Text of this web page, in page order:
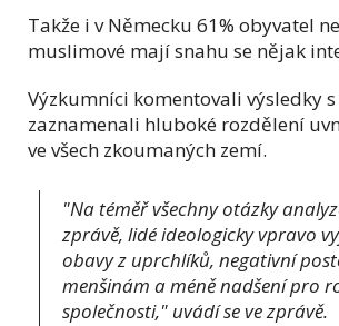
Takže i v Německu 61% obyvatel
muslimové mají snahu se nějak
Výzkumníci komentovali výsledky
zaznamenali hluboké rozdělení
ve všech zkoumaných zemí.
"Na téměř všechny otázky
zprávě, lidé ideologicky vpravo
obavy z uprchlíků, negativní
menšinám a méně nadšení pro
společnosti," uvádí se ve zprávě.